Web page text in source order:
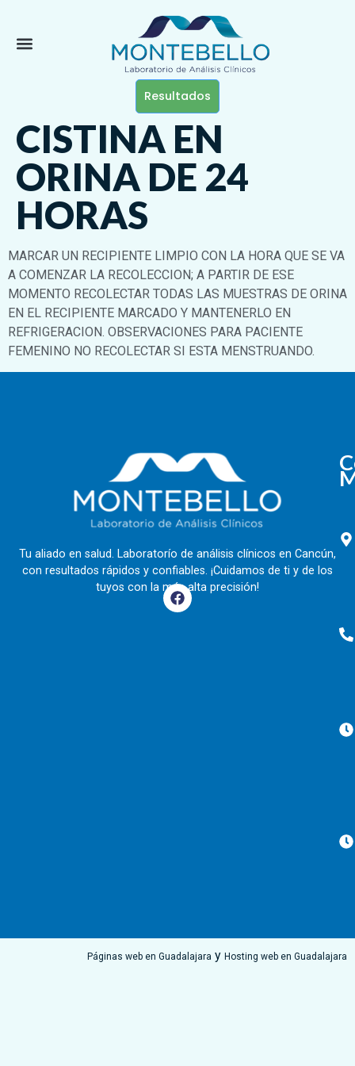
Resultados
CISTINA EN
ORINA DE 24
HORAS
MARCAR UN RECIPIENTE LIMPIO CON LA HORA QUE SE VA
A COMENZAR LA RECOLECCION; A PARTIR DE ESE
MOMENTO RECOLECTAR TODAS LAS MUESTRAS DE ORINA
EN EL RECIPIENTE MARCADO Y MANTENERLO EN
REFRIGERACION. OBSERVACIONES PARA PACIENTE
FEMENINO NO RECOLECTAR SI ESTA MENSTRUANDO.
Tu aliado en salud. Laboratorío de análisis clínicos en Cancún,
con resultados rápidos y confiables. ¡Cuidamos de ti y de los
tuyos con la más alta precisión!
Páginas web en Guadalajara y Hosting web en Guadalajara